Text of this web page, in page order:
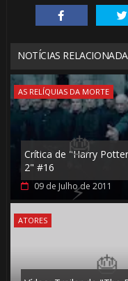
NOTÍCIAS
AS RELÍQUIAS DA MORTE
Crítica de "Harry
2" #16
09 de Julho de 2011
ATORES